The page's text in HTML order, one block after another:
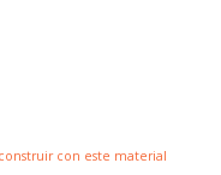
con este material